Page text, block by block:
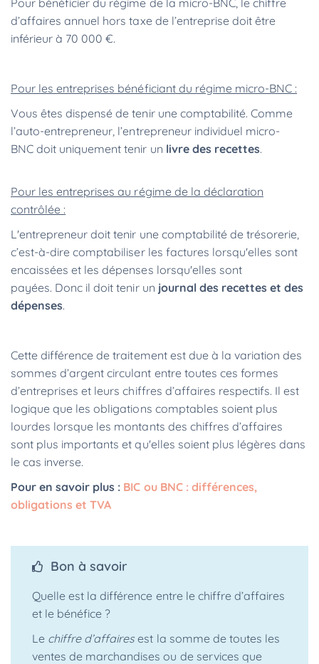
Pour bénéficier du régime de la micro-BNC, le chiffre
d’affaires annuel hors taxe de l’entreprise doit être
inférieur à 70 000 €.
Pour les entreprises bénéficiant du régime micro-BNC :
Vous êtes dispensé de tenir une comptabilité. Comme
l’auto-entrepreneur, l’entrepreneur individuel micro-
BNC doit uniquement tenir un livre des recettes.
Pour les entreprises au régime de la déclaration
contrôlée :
L'entrepreneur doit tenir une comptabilité de trésorerie,
c’est-à-dire comptabiliser les factures lorsqu'elles sont
encaissées et les dépenses lorsqu'elles sont
payées. Donc il doit tenir un journal des recettes et des
dépenses.
Cette différence de traitement est due à la variation des
sommes d’argent circulant entre toutes ces formes
d’entreprises et leurs chiffres d’affaires respectifs. Il est
logique que les obligations comptables soient plus
lourdes lorsque les montants des chiffres d’affaires
sont plus importants et qu'elles soient plus légères dans
le cas inverse.
Pour en savoir plus : BIC ou BNC : différences,
obligations et TVA
Bon à savoir
Quelle est la différence entre le chiffre d’affaires
et le bénéfice ?
Le chiffre d’affaires est la somme de toutes les
ventes de marchandises ou de services que